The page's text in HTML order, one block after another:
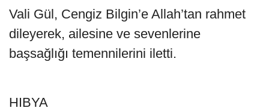
Vali Gül, Cengiz Bilgin’e Allah’tan rahmet
dileyerek, ailesine ve sevenlerine
başsağlığı temennilerini iletti.
HIBYA